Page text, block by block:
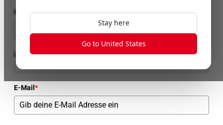
Stay here
Go to United States
Nachname
Land
E-Mail*